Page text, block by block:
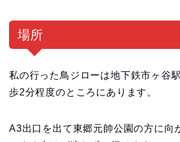
場所
私の行った鳥ジローは地下鉄市ヶ谷
歩2分程度のところにあります。
A3出口を出て東郷元帥公園の方に向